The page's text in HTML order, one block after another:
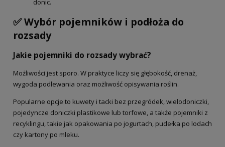
donic.
✅ Wybór pojemników i podłoża do
rozsady
Jakie pojemniki do rozsady wybrać?
Możliwości jest sporo. W praktyce liczy się głębokość, drenaż,
wygoda podlewania oraz możliwość opisywania roślin.
Popularne opcje to kuwety i tacki bez przegródek, wielodoniczki,
pojedyncze doniczki plastikowe lub torfowe, a także pojemniki z
recyklingu, takie jak opakowania po jogurtach, pudełka po lodach
czy kartony po mleku.